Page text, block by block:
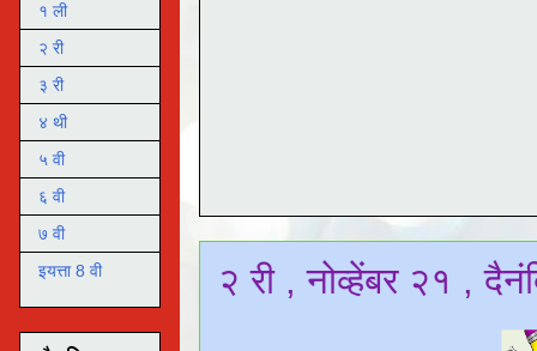
२ री , नोव्हेंबर २१ ,
१ ली
२ री
३ री
४ थी
५ वी
६ वी
७ वी
इयत्ता 8 वी